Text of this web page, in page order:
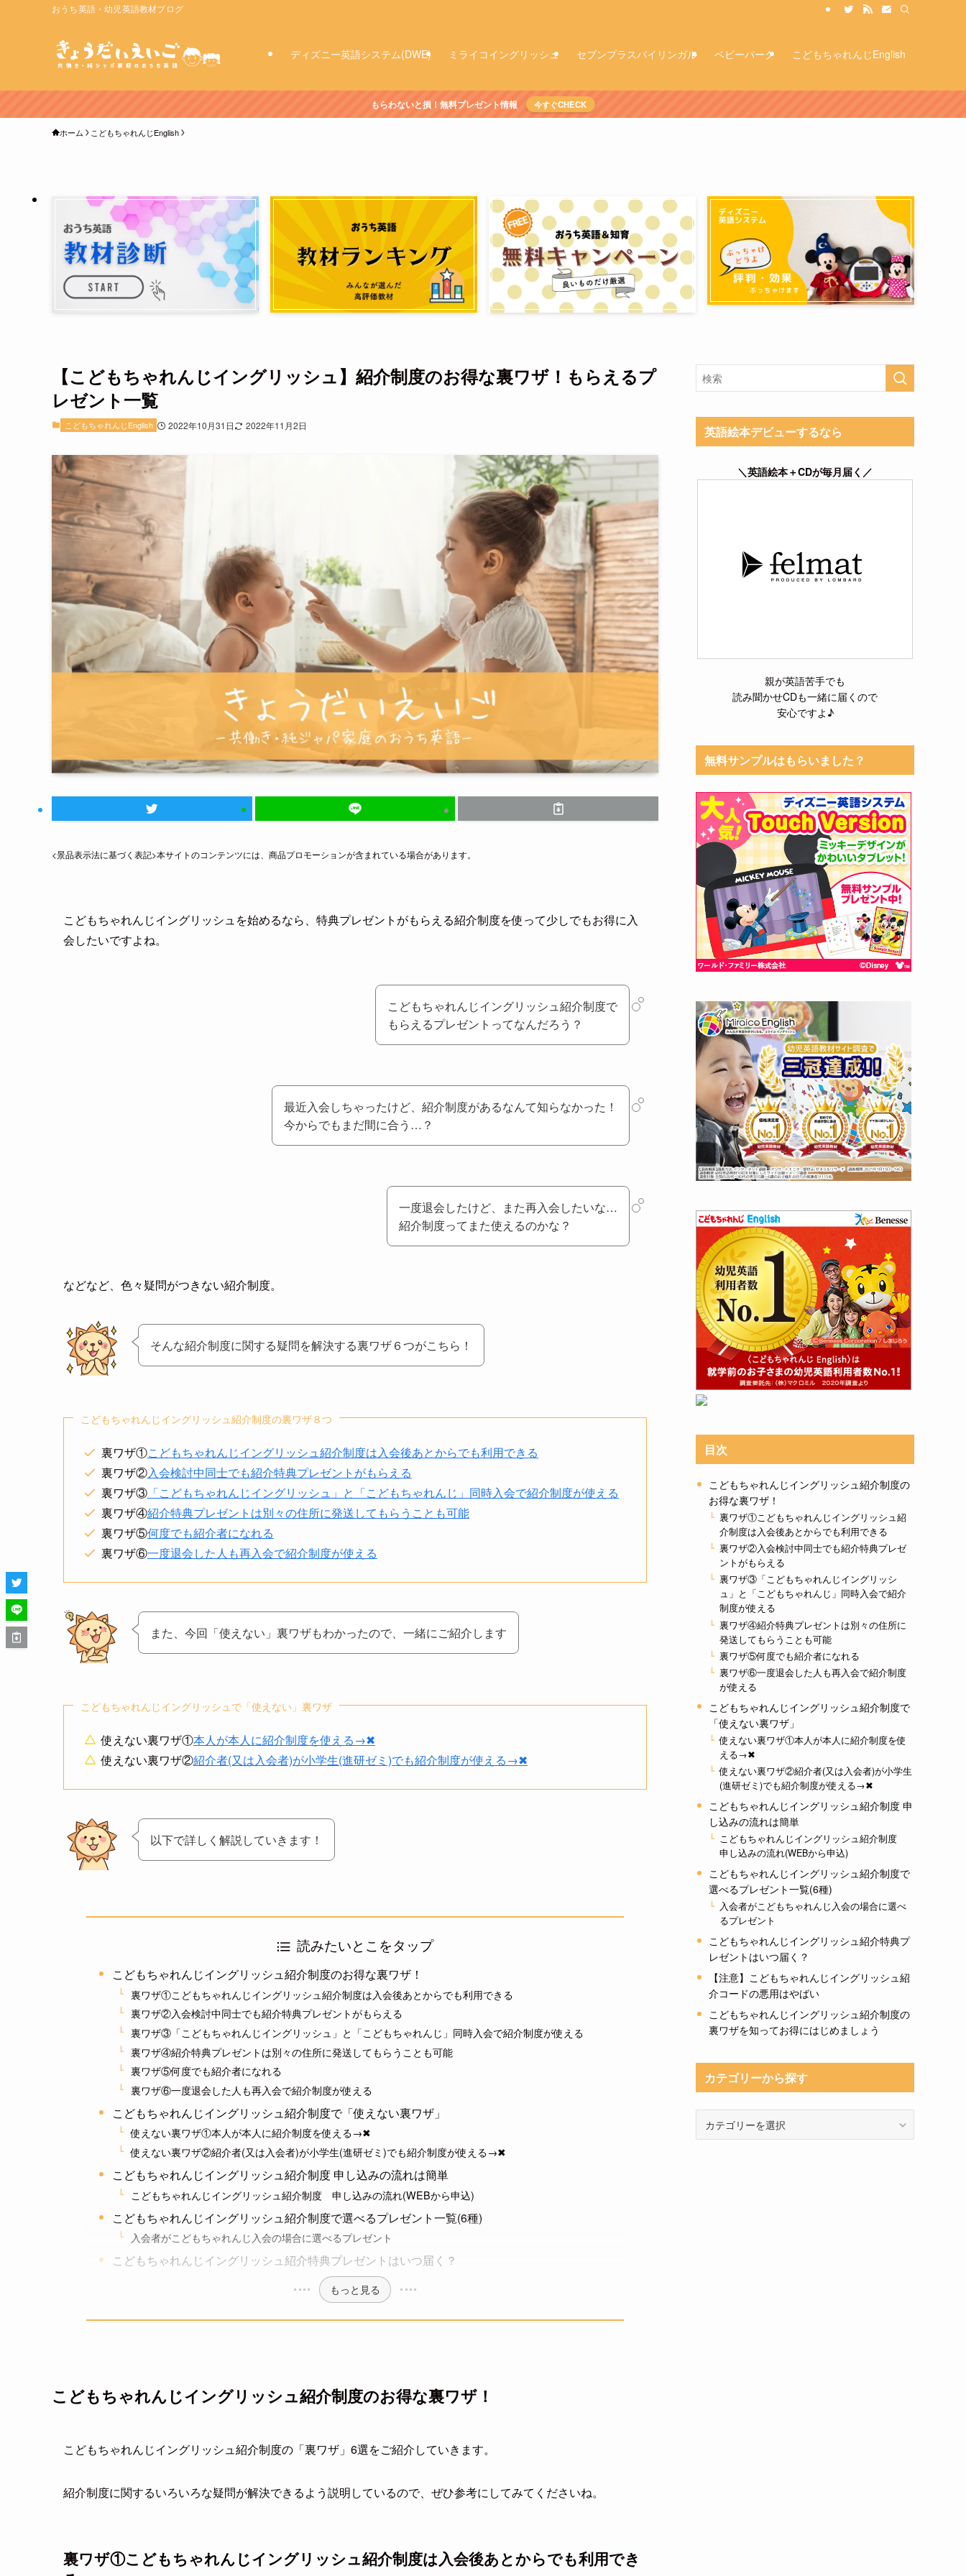
おうち英語・幼児英語教材ブログ
ディズニー英語システム(DWE) ミライコイングリッシュ セブンプラスバイリンガル ベビーパーク こどもちゃれんじEnglish
もらわないと損！無料プレゼント情報 今すぐCHECK
ホーム こどもちゃれんじEnglish
【こどもちゃれんじイングリッシュ】紹介制度のお得な裏ワザ！もらえるプ
レゼント一覧
こどもちゃれんじEnglish 2022年10月31日 2022年11月2日
<景品表示法に基づく表記>本サイトのコンテンツには、商品プロモーションが含まれている場合があります。
こどもちゃれんじイングリッシュを始めるなら、特典プレゼントがもらえる紹介制度を使って少しでもお得に入
会したいですよね。
こどもちゃれんじイングリッシュ紹介制度で
もらえるプレゼントってなんだろう？
最近入会しちゃったけど、紹介制度があるなんて知らなかった！
今からでもまだ間に合う…？
一度退会したけど、また再入会したいな…
紹介制度ってまた使えるのかな？
などなど、色々疑問がつきない紹介制度。
そんな紹介制度に関する疑問を解決する裏ワザ６つがこちら！
こどもちゃれんじイングリッシュ紹介制度の裏ワザ８つ
裏ワザ①こどもちゃれんじイングリッシュ紹介制度は入会後あとからでも利用できる
裏ワザ②入会検討中同士でも紹介特典プレゼントがもらえる
裏ワザ③ 「こどもちゃれんじイングリッシュ」と「こどもちゃれんじ」同時入会で紹介制度が使える
裏ワザ④紹介特典プレゼントは別々の住所に発送してもらうことも可能
裏ワザ⑤何度でも紹介者になれる
裏ワザ⑥一度退会した人も再入会で紹介制度が使える
また、今回「使えない」裏ワザもわかったので、一緒にご紹介します
こどもちゃれんじイングリッシュで「使えない」裏ワザ
使えない裏ワザ①本人が本人に紹介制度を使える→✖
使えない裏ワザ②紹介者(又は入会者)が小学生(進研ゼミ)でも紹介制度が使える→✖
以下で詳しく解説していきます！
読みたいとこをタップ
こどもちゃれんじイングリッシュ紹介制度のお得な裏ワザ！
裏ワザ①こどもちゃれんじイングリッシュ紹介制度は入会後あとからでも利用できる
裏ワザ②入会検討中同士でも紹介特典プレゼントがもらえる
裏ワザ③「こどもちゃれんじイングリッシュ」と「こどもちゃれんじ」同時入会で紹介制度が使える
裏ワザ④紹介特典プレゼントは別々の住所に発送してもらうことも可能
裏ワザ⑤何度でも紹介者になれる
裏ワザ⑥一度退会した人も再入会で紹介制度が使える
こどもちゃれんじイングリッシュ紹介制度で「使えない裏ワザ」
使えない裏ワザ①本人が本人に紹介制度を使える→✖
使えない裏ワザ②紹介者(又は入会者)が小学生(進研ゼミ)でも紹介制度が使える→✖
こどもちゃれんじイングリッシュ紹介制度 申し込みの流れは簡単
こどもちゃれんじイングリッシュ紹介制度 申し込みの流れ(WEBから申込)
こどもちゃれんじイングリッシュ紹介制度で選べるプレゼント一覧(6種)
入会者がこどもちゃれんじ入会の場合に選べるプレゼント
こどもちゃれんじイングリッシュ紹介特典プレゼントはいつ届く？
もっと見る
こどもちゃれんじイングリッシュ紹介制度のお得な裏ワザ！
こどもちゃれんじイングリッシュ紹介制度の「裏ワザ」6選をご紹介していきます。
紹介制度に関するいろいろな疑問が解決できるよう説明しているので、ぜひ参考にしてみてくださいね。
裏ワザ①こどもちゃれんじイングリッシュ紹介制度は入会後あとからでも利用でき
英語絵本デビューするなら
＼英語絵本＋CDが毎月届く／
親が英語苦手でも
読み聞かせCDも一緒に届くので
安心ですよ♪
無料サンプルはもらいました？
目次
こどもちゃれんじイングリッシュ紹介制度の
お得な裏ワザ！
裏ワザ①こどもちゃれんじイングリッシュ紹
介制度は入会後あとからでも利用できる
裏ワザ②入会検討中同士でも紹介特典プレゼ
ントがもらえる
裏ワザ③「こどもちゃれんじイングリッシ
ュ」と「こどもちゃれんじ」同時入会で紹介
制度が使える
裏ワザ④紹介特典プレゼントは別々の住所に
発送してもらうことも可能
裏ワザ⑤何度でも紹介者になれる
裏ワザ⑥一度退会した人も再入会で紹介制度
が使える
こどもちゃれんじイングリッシュ紹介制度で
「使えない裏ワザ」
使えない裏ワザ①本人が本人に紹介制度を使
える→✖
使えない裏ワザ②紹介者(又は入会者)が小学生
(進研ゼミ)でも紹介制度が使える→✖
こどもちゃれんじイングリッシュ紹介制度 申
し込みの流れは簡単
こどもちゃれんじイングリッシュ紹介制度
申し込みの流れ(WEBから申込)
こどもちゃれんじイングリッシュ紹介制度で
選べるプレゼント一覧(6種)
入会者がこどもちゃれんじ入会の場合に選べ
るプレゼント
こどもちゃれんじイングリッシュ紹介特典プ
レゼントはいつ届く？
【注意】こどもちゃれんじイングリッシュ紹
介コードの悪用はやばい
こどもちゃれんじイングリッシュ紹介制度の
裏ワザを知ってお得にはじめましょう
カテゴリーから探す